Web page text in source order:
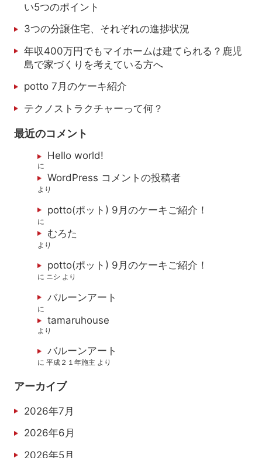
い5つのポイント
3つの分譲住宅、それぞれの進捗状況
年収400万円でもマイホームは建てられる？鹿児
島で家づくりを考えている方へ
potto 7月のケーキ紹介
テクノストラクチャーって何？
最近のコメント
Hello world!
に
WordPress コメントの投稿者
より
potto(ポット) 9月のケーキご紹介！
に
むろた
より
potto(ポット) 9月のケーキご紹介！
に ニシ より
バルーンアート
に
tamaruhouse
より
バルーンアート
に平成２１年施主 より
アーカイブ
2026年7月
2026年6月
2026年5月